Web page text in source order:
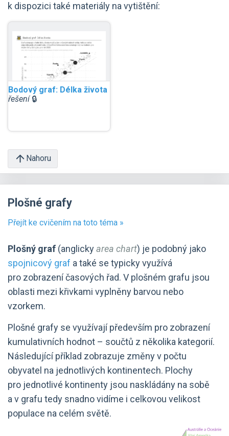
k dispozici také materiály na vytištění:
Bodový graf: Délka života
řešení🔒
Nahoru
Plošné grafy
Přejít ke cvičením na toto téma »
Plošný graf (anglickyarea chart) je podobný jako
spojnicový graf a také se typicky využívá
pro zobrazení časových řad. V plošném grafu jsou
oblasti mezi křivkami vyplněny barvou nebo
vzorkem.
Plošné grafy se využívají především pro zobrazení
kumulativních hodnot – součtů z několika kategorií.
Následující příklad zobrazuje změny v počtu
obyvatel na jednotlivých kontinentech. Plochy
pro jednotlivé kontinenty jsou naskládány na sobě
a v grafu tedy snadno vidíme i celkovou velikost
populace na celém světě.